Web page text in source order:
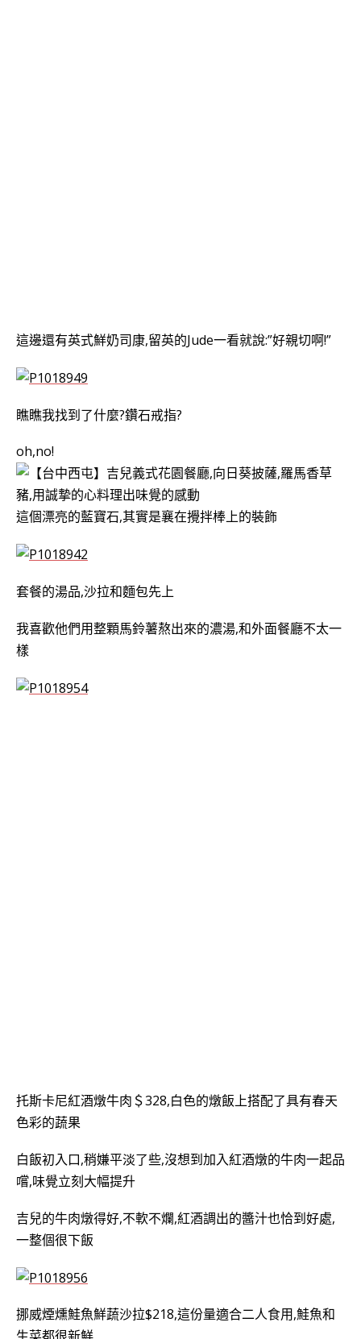
這邊還有英式鮮奶司康,留英的Jude一看就說:”好親切啊!”
瞧瞧我找到了什麼?鑽石戒指?
oh,no!
這個漂亮的藍寶石,其實是襄在攪拌棒上的裝飾
套餐的湯品,沙拉和麵包先上
我喜歡他們用整顆馬鈴薯熬出來的濃湯,和外面餐廳不太一
樣
托斯卡尼紅酒燉牛肉＄328,白色的燉飯上搭配了具有春天
色彩的蔬果
白飯初入口,稍嫌平淡了些,沒想到加入紅酒燉的牛肉一起品
嚐,味覺立刻大幅提升
吉兒的牛肉燉得好,不軟不爛,紅酒調出的醬汁也恰到好處,
一整個很下飯
挪威煙燻鮭魚鮮蔬沙拉$218,這份量適合二人食用,鮭魚和